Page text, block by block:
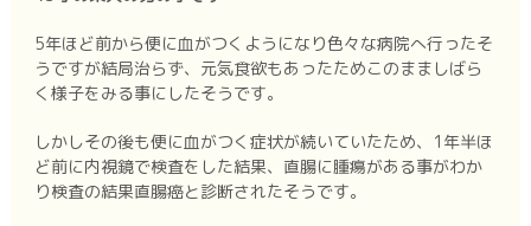
5年ほど前から便に血がつくようになり色々な病院へ行ったそ
うですが結局治らず、元気食欲もあったためこのまましばら
く様子をみる事にしたそうです。
しかしその後も便に血がつく症状が続いていたため、1年半ほ
ど前に内視鏡で検査をした結果、直腸に腫瘍がある事がわか
り検査の結果直腸癌と診断されたそうです。